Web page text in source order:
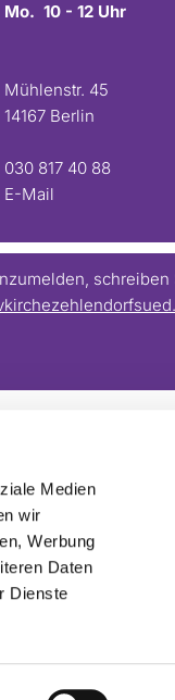
Medien
wir
Werbung
Daten
Dienste
Mo. 10 - 12 Uhr
Mühlenstr. 45
14167 Berlin
030 817 40 88
E-Mail
schreiben